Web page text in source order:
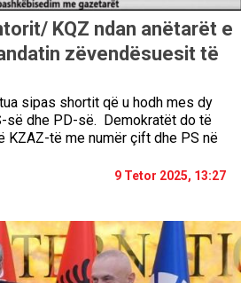
KQZ ndan anëtarët e
zëvendësuesit të
sipas shortit që u hodh mes dy
së dhe PD-së. Demokratët do të
KZAZ-të me numër çift dhe PS në
9 Tetor 2025, 13:27